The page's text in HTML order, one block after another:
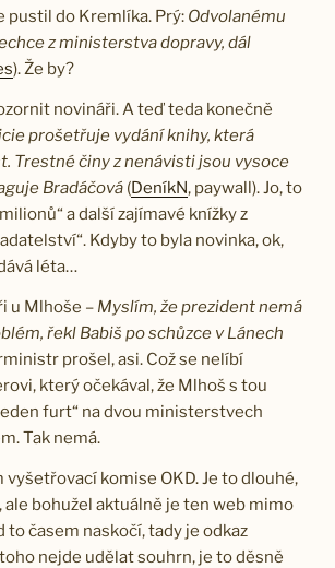
pustil do Kremlíka. Prý: Odvolanému
z ministerstva dopravy, dál
). Že by?
novináři. A teď teda konečně
prošetřuje vydání knihy, která
Trestné činy z nenávisti jsou vysoce
Bradáčová (DeníkN, paywall). Jo, to
a další zajímavé knížky z
Kdyby to byla novinka, ok,
léta…
u Mlhoše – Myslím, že prezident nemá
řekl Babiš po schůzce v Lánech
prošel, asi. Což se nelíbí
který očekával, že Mlhoš s tou
furt“ na dvou ministerstvech
Tak nemá.
vyšetřovací komise OKD. Je to dlouhé,
ale bohužel aktuálně je ten web mimo
to časem naskočí, tady je odkaz
toho nejde udělat souhrn, je to děsně